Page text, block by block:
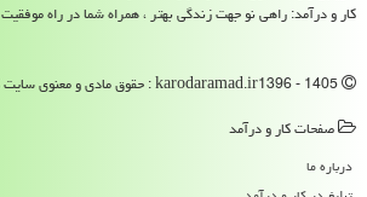
کار و درآمد: راهی نو جهت زندگی بهتر ، همراه شما در راه موفقیت
صفحات كار و درآمد
درباره ما